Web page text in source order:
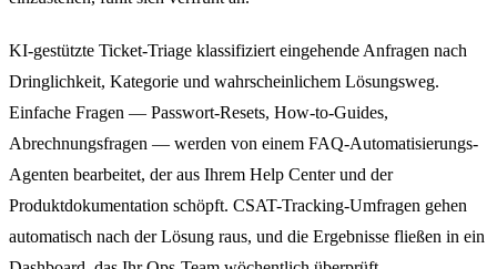
KI-gestützte Ticket-Triage klassifiziert eingehende Anfragen nach
Dringlichkeit, Kategorie und wahrscheinlichem Lösungsweg.
Einfache Fragen — Passwort-Resets, How-to-Guides,
Abrechnungsfragen — werden von einem FAQ-Automatisierungs-
Agenten bearbeitet, der aus Ihrem Help Center und der
Produktdokumentation schöpft. CSAT-Tracking-Umfragen gehen
automatisch nach der Lösung raus, und die Ergebnisse fließen in ein